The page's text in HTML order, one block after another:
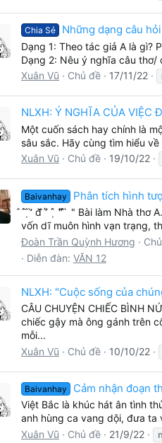
Chia Sẻ Những dạng câu
Dạng 1: Theo tác giả A là gì?
Dạng 2: Nêu ý nghĩa câu
Xuân Vũ
Chủ đề 17/11/22
NLXH: Ý NGHĨA CỦA VIỆC
Một cuốn sách hay chính là
sâu sắc. Hãy cùng tìm hiểu
Xuân Vũ
Chủ đề 19/10/22
Baivanhay Phân tích hình
đ̀ ̀ ̛̉ ̀ ́ ̣̂ "̂́ ̂̀ ̀ " Bài làm Nhà thơ
vốn dĩ muôn hình vạn trạng,
Đoàn Trần Quỳnh Hương
Diễn đàn: VĂN 12
NLXH: "Cuộc sống của
CÂU CHUYỆN CHIẾC BÌNH
chiếc gậy mà ông gánh trên
mỗi...
Xuân Vũ
Chủ đề 10/10/22
Baivanhay Cảm nhận đoạn
Việt Bắc là khúc hát ân tình
anh hùng ca vang dội, đưa ta
Xuân Vũ
Chủ đề 21/9/22